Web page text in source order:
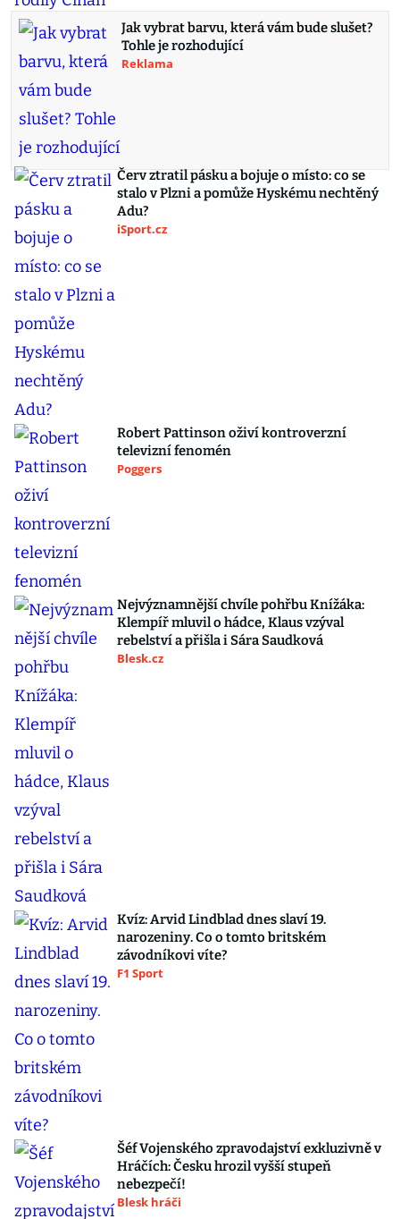
Jak vybrat barvu, která vám bude slušet?
Tohle je rozhodující
Reklama
Červ ztratil pásku a bojuje o místo: co se
stalo v Plzni a pomůže Hyskému nechtěný
Adu?
iSport.cz
Robert Pattinson oživí kontroverzní
televizní fenomén
Poggers
Nejvýznamnější chvíle pohřbu Knížáka:
Klempíř mluvil o hádce, Klaus vzýval
rebelství a přišla i Sára Saudková
Blesk.cz
Kvíz: Arvid Lindblad dnes slaví 19.
narozeniny. Co o tomto britském
závodníkovi víte?
F1 Sport
Šéf Vojenského zpravodajství exkluzivně v
Hráčích: Česku hrozil vyšší stupeň
nebezpečí!
Blesk hráči